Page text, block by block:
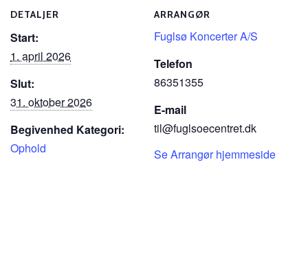
DETALJER
Start:
1. april 2026
Slut:
31. oktober 2026
Begivenhed Kategori:
Ophold
ARRANGØR
Fuglsø Koncerter A/S
Telefon
86351355
E-mail
til@fuglsoecentret.dk
Se Arrangør hjemmeside